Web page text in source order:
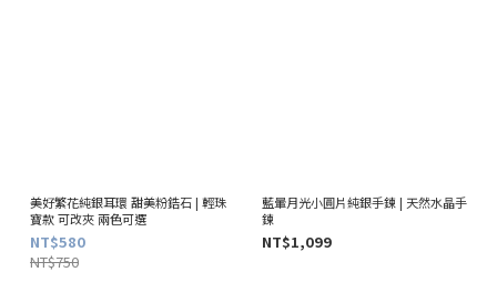
美好繁花純銀耳環 甜美粉鋯石 | 輕珠
寶款 可改夾 兩色可選
NT$580
NT$750
藍暈月光小圓片純銀手鍊 | 天然水晶手
鍊
NT$1,099